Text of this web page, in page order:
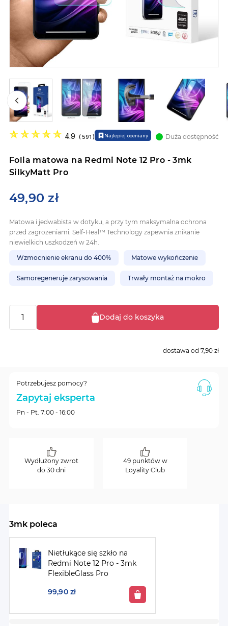
Przejdź
na
początek
4.9 (591 ) Najlepiej oceniany Duża dostępność
Folia matowa na Redmi Note 12 Pro - 3mk
SilkyMatt Pro
49,90 zł
Matowa i jedwabista w dotyku, a przy tym maksymalna ochrona
przed zagrożeniami. Self-Heal™ Technology zapewnia znikanie
niewielkich uszkodzeń w 24h.
Wzmocnienie ekranu do 400%
Matowe wykończenie
Samoregeneruje zarysowania Trwały montaż na mokro
Dodaj do koszyka
dostawa od 7,90 zł
Potrzebujesz pomocy?
Zapytaj eksperta
Pn - Pt. 7:00 - 16:00
Wydłużony zwrot
do 30 dni
49 punktów w
Loyality Club
3mk poleca
Nietłukące się szkło na
Redmi Note 12 Pro - 3mk
FlexibleGlass Pro
99,90 zł